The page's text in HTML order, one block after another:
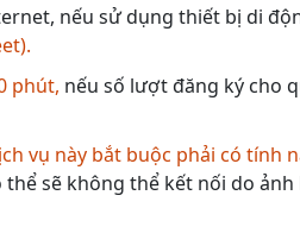
nếu sử dụng thiết bị di
phút, nếu số lượt đăng ký cho
vụ này bắt buộc phải có tính
sẽ không thể kết nối do